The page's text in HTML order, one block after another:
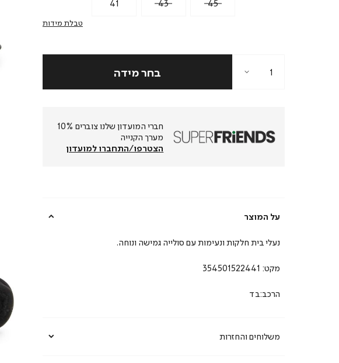
41 43 45
טבלת מידות
חברי המועדון שלנו צוברים 10%
מערך הקנייה
הצטרפו/התחברו למועדון
על המוצר
משלוחים והחזרות
נעלי בית חלקות ונעימות עם סולייה גמישה ונוחה.
מקט: 354501522441
הרכב:בד